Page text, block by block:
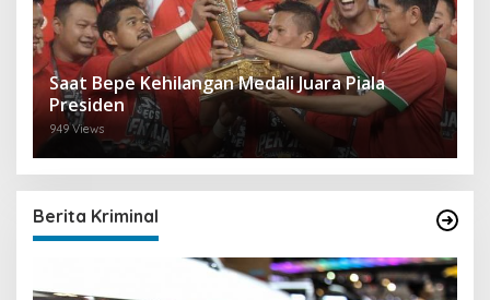
Saat Bepe Kehilangan Medali Juara Piala
Presiden
949 Views
Berita Kriminal